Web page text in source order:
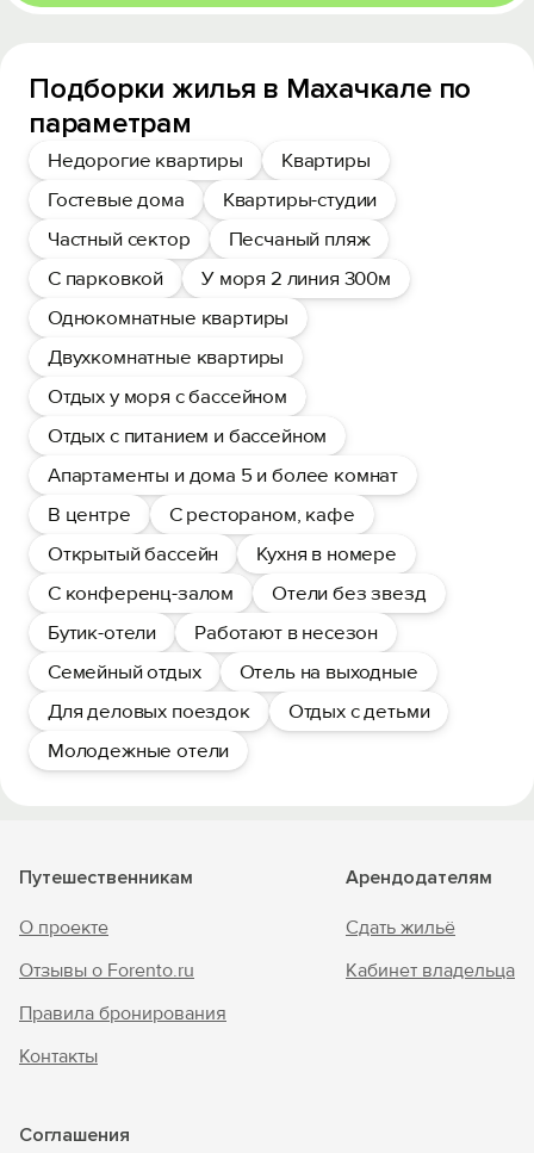
Подборки жилья в Махачкале по
параметрам
Недорогие квартиры
Квартиры
Гостевые дома
Квартиры-студии
Частный сектор
Песчаный пляж
С парковкой
У моря 2 линия 300м
Однокомнатные квартиры
Двухкомнатные квартиры
Отдых у моря с бассейном
Отдых с питанием и бассейном
Апартаменты и дома 5 и более комнат
В центре
С рестораном, кафе
Открытый бассейн
Кухня в номере
С конференц-залом
Отели без звезд
Бутик-отели
Работают в несезон
Семейный отдых
Отель на выходные
Для деловых поездок
Отдых с детьми
Молодежные отели
Путешественникам
О проекте
Отзывы о Forento.ru
Правила бронирования
Контакты
Арендодателям
Сдать жильё
Кабинет владельца
Соглашения